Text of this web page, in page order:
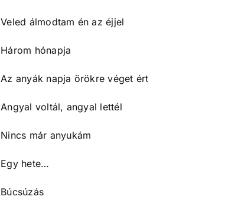
Veled álmodtam én az éjjel
Három hónapja
Az anyák napja örökre véget ért
Angyal voltál, angyal lettél
Nincs már anyukám
Egy hete…
Búcsúzás